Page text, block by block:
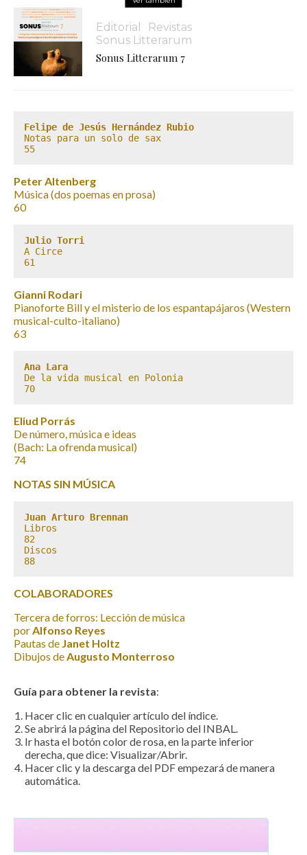
Editorial
Revistas
Sonus Litterarum
Sonus Litterarum 7
Felipe de Jesús Hernández Rubio
Notas para un solo de sax
55
Peter Altenberg
Música (dos poemas en prosa)
60
Julio Torri
A Circe
61
Gianni Rodari
Pianoforte Bill y el misterio de los espantapájaros (Western
musical-culto-italiano)
63
Ana Lara
De la vida musical en Polonia
70
Eliud Porrás
De número, música e ideas
(Bach: La ofrenda musical)
74
NOTAS SIN MÚSICA
Juan Arturo Brennan
Libros
82
Discos
88
COLABORADORES
Tercera de forros: Lección de música
porAlfonso Reyes
Pautas de Janet Holtz
Dibujos deAugusto Monterroso
Guía para obtener la revista:
Hacer clic en cualquier artículo del índice.
Se abrirá la página del Repositorio del INBAL.
Ir hasta el botón color de rosa, en la parte inferior
derecha, que dice: Visualizar/Abrir.
Hacer clic y la descarga del PDF empezará de manera
automática.